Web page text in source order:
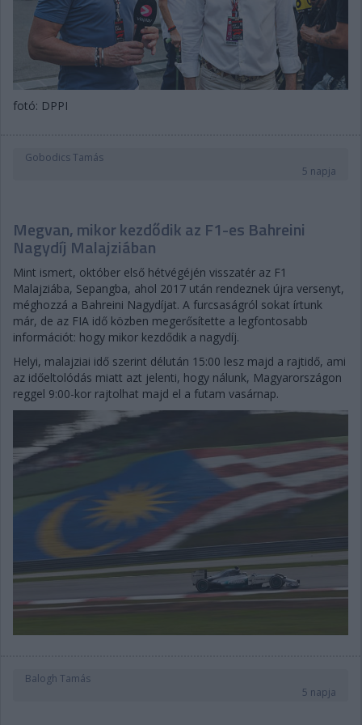
fotó: DPPI
Gobodics Tamás
5 napja
Megvan, mikor kezdődik az F1-es Bahreini
Nagydíj Malajziában
Mint ismert, október első hétvégéjén visszatér az F1
Malajziába, Sepangba, ahol 2017 után rendeznek újra versenyt,
méghozzá a Bahreini Nagydíjat. A furcsaságról sokat írtunk
már, de az FIA idő közben megerősítette a legfontosabb
információt: hogy mikor kezdődik a nagydíj.
Helyi, malajziai idő szerint délután 15:00 lesz majd a rajtidő, ami
az időeltolódás miatt azt jelenti, hogy nálunk, Magyarországon
reggel 9:00-kor rajtolhat majd el a futam vasárnap.
Balogh Tamás
5 napja